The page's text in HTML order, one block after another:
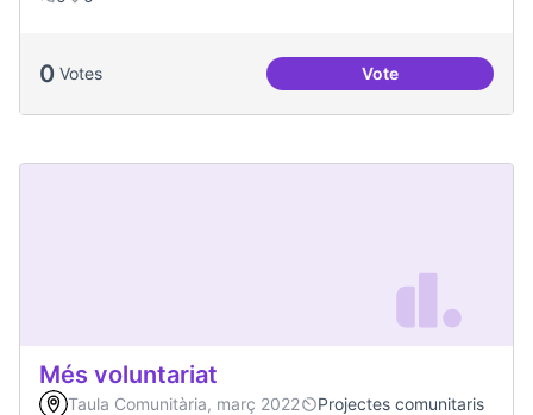
0 Votes VoteProjecte Xarxa
Més voluntariat
Taula Comunitària, març 2022
Projectes comunitaris